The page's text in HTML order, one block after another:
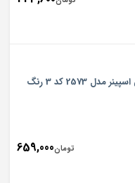
شلوار جین مردانه بادی اسپینر مدل 2573 کد 3 رنگ
تومان659,000